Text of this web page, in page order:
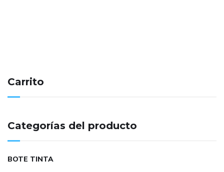
Carrito
Categorías del producto
BOTE TINTA